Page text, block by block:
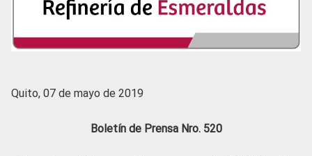
Quito, 07 de mayo de 2019
Boletín de Prensa Nro. 520